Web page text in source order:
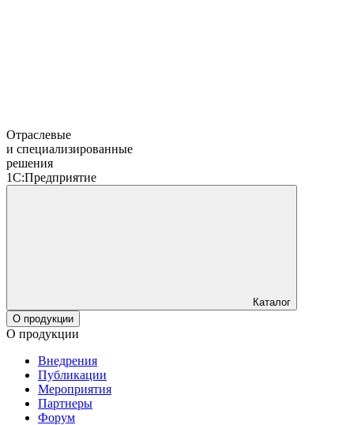
Отраслевые
и специализированные
решения
1С:Предприятие
Каталог
О продукции
О продукции
Внедрения
Публикации
Мероприятия
Партнеры
Форум